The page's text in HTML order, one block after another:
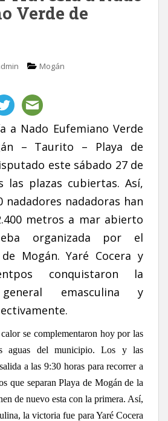
Verde de
Mogán
a Nado Eufemiano Verde
– Taurito – Playa de
este sábado 27 de
las plazas cubiertas. Así,
nadadoras han
metros a mar abierto
organizada por el
Mogán. Yaré Cocera y
conquistaron la
general emasculina y
se complementaron hoy por las
aguas del municipio. Los y las
a las 9:30 horas para recorrer a
que separan Playa de Mogán de la
de nuevo esta con la primera. Así,
la victoria fue para Yaré Cocera